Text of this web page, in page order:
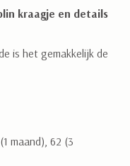
kraagje en details
is het gemakkelijk de
maand), 62 (3